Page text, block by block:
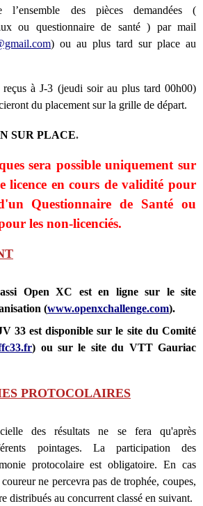
l’ensemble des pièces demandées (
ou questionnaire de santé ) par mail
) ou au plus tard sur place au
reçus à J-3 (jeudi soir au plus tard 00h00)
du placement sur la grille de départ.
SUR PLACE.
sera possible uniquement sur
licence en cours de validité pour
Questionnaire de Santé ou
les non-licenciés.
Open XC est en ligne sur le site
(www.openxchallenge.com).
33 est disponible sur le site du Comité
) ou sur le site du VTT Gauriac
PROTOCOLAIRES
des résultats ne se fera qu'après
pointages. La participation des
protocolaire est obligatoire. En cas
ne percevra pas de trophée, coupes,
distribués au concurrent classé en suivant.